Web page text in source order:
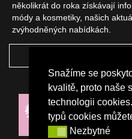
Snažíme se
kvalitě, proto naše
technologii
typů cookies
NezbytnéNezbytné
několikrát do roka získávají
módy a kosmetiky, našich
zvýhodněných nabídkách.
NAŠI